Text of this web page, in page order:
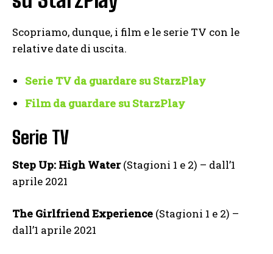
Scopriamo, dunque, i film e le serie TV con le
relative date di uscita.
Serie TV da guardare su StarzPlay
Film da guardare su StarzPlay
Serie TV
Step Up: High Water(Stagioni 1 e 2) – dall’1
aprile 2021
The Girlfriend Experience (Stagioni 1 e 2) –
dall’1 aprile 2021